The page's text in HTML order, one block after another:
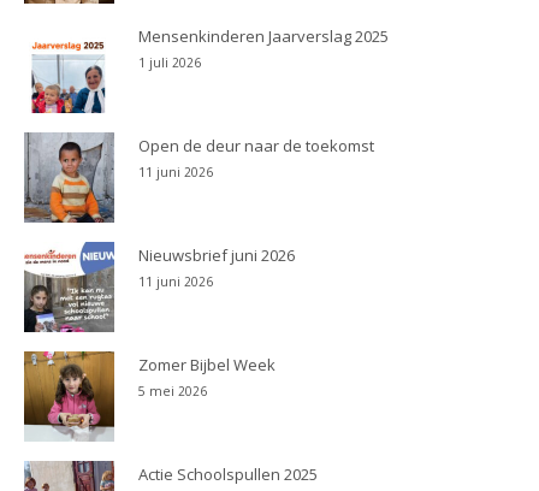
Mensenkinderen Jaarverslag 2025
1 juli 2026
Open de deur naar de toekomst
11 juni 2026
Nieuwsbrief juni 2026
11 juni 2026
Zomer Bijbel Week
5 mei 2026
Actie Schoolspullen 2025